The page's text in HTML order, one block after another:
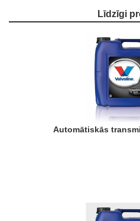
Līdzīgi
Automātiskās